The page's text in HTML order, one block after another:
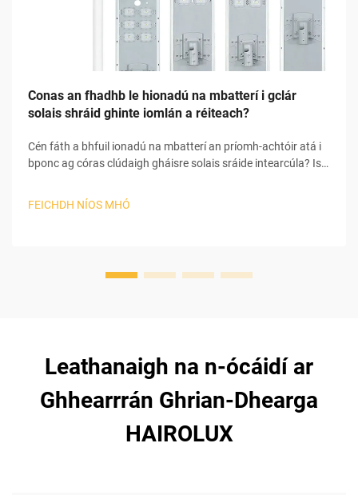
Conas an fhadhb le hionadú na mbatterí i gclár
solais shráid ghinte iomlán a réiteach?
Cén fáth a bhfuil ionadú na mbatterí an príomh-achtóir atá i
bponc ag córas clúdaigh gháisre solais sráide intearcúla? Is é
clúdaigh gháisre solais sráide intearcúla. Tá go leor
FEICHDH NÍOS MHÓ
Leathanaigh na n-ócáidí ar
Ghhearrrán Ghrian-Dhearga
HAIROLUX